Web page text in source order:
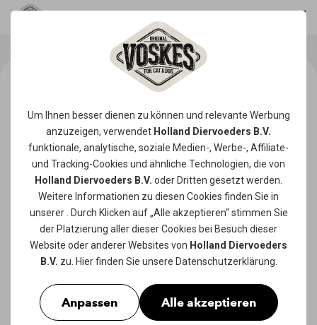
Um Ihnen besser dienen zu können und relevante Werbung
anzuzeigen, verwendet Holland Diervoeders B.V.
funktionale, analytische, soziale Medien-, Werbe-, Affiliate-
und Tracking-Cookies und ähnliche Technologien, die von
Holland Diervoeders B.V. oder Dritten gesetzt werden.
Weitere Informationen zu diesen Cookies finden Sie in
unserer
. Durch Klicken auf „Alle akzeptieren“ stimmen Sie
der Platzierung aller dieser Cookies bei Besuch dieser
Website oder anderer Websites von Holland Diervoeders
B.V. zu. Hier finden Sie unsere Datenschutzerklärung
Anpassen Alle akzeptieren